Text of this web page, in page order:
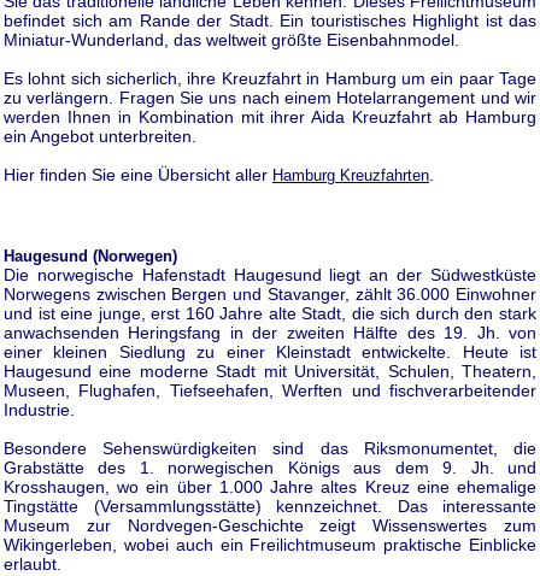
befindet sich am Rande der Stadt. Ein touristisches Highlight ist das
Miniatur-Wunderland, das weltweit größte Eisenbahnmodel.
Es lohnt sich sicherlich, ihre Kreuzfahrt in Hamburg um ein paar Tage
zu verlängern. Fragen Sie uns nach einem Hotelarrangement und wir
werden Ihnen in Kombination mit ihrer Aida Kreuzfahrt ab Hamburg
ein Angebot unterbreiten.
Hier finden Sie eine Übersicht aller Hamburg Kreuzfahrten
Haugesund (Norwegen)
Die norwegische Hafenstadt Haugesund liegt an der Südwestküste
Norwegens zwischen Bergen und Stavanger, zählt 36.000 Einwohner
und ist eine junge, erst 160 Jahre alte Stadt, die sich durch den stark
anwachsenden Heringsfang in der zweiten Hälfte des 19. Jh. von
einer kleinen Siedlung zu einer Kleinstadt entwickelte. Heute ist
Haugesund eine moderne Stadt mit Universität, Schulen, Theatern,
Museen, Flughafen, Tiefseehafen, Werften und fischverarbeitender
Industrie.
Besondere Sehenswürdigkeiten sind das Riksmonumentet, die
Grabstätte des 1. norwegischen Königs aus dem 9. Jh. und
Krosshaugen, wo ein über 1.000 Jahre altes Kreuz eine ehemalige
Tingstätte (Versammlungsstätte) kennzeichnet. Das interessante
Museum zur Nordvegen-Geschichte zeigt Wissenswertes zum
Wikingerleben, wobei auch ein Freilichtmuseum praktische Einblicke
erlaubt.